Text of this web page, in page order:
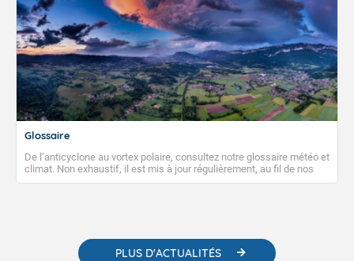
Glossaire
De l’anticyclone au vortex polaire, consultez notre glossaire météo et
climat. Non exhaustif, il est mis à jour régulièrement, au fil de nos
publications. Vous y trouverez également des liens utiles vers nos
PLUS D'ACTUALITÉS